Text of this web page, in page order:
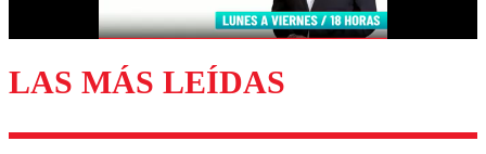
Enviar comentario
LAS MÁS LEÍDAS